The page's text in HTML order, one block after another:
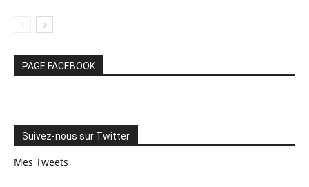
PAGE FACEBOOK
Suivez-nous sur Twitter
Mes Tweets